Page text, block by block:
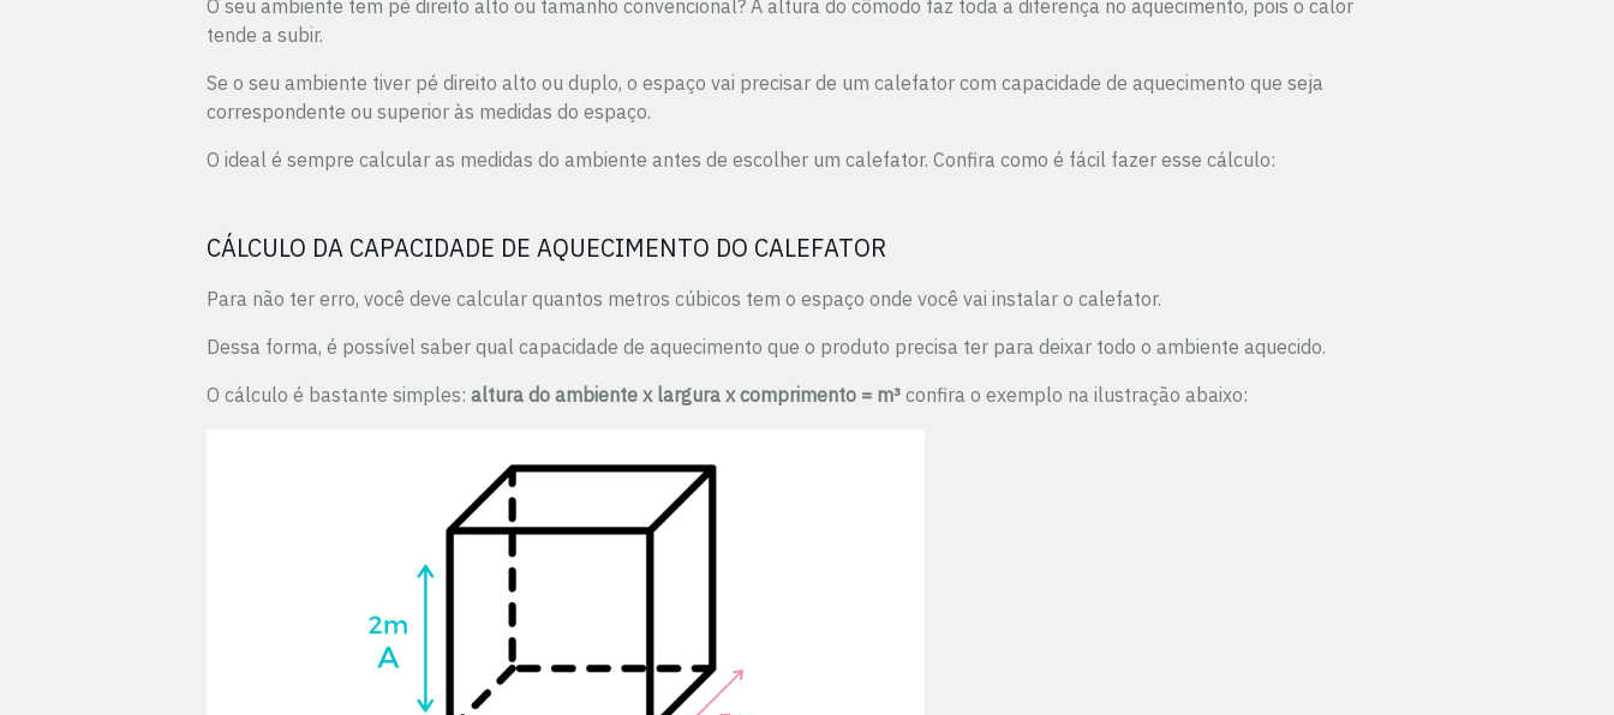
O seu ambiente tem pé direito alto ou tamanho convencional? A altura do cômodo faz toda a diferença no aquecimento, pois o calor
tende a subir.
Se o seu ambiente tiver pé direito alto ou duplo, o espaço vai precisar de um calefator com capacidade de aquecimento que seja
correspondente ou superior às medidas do espaço.
O ideal é sempre calcular as medidas do ambiente antes de escolher um calefator. Confira como é fácil fazer esse cálculo:
CÁLCULO DA CAPACIDADE DE AQUECIMENTO DO CALEFATOR
Para não ter erro, você deve calcular quantos metros cúbicos tem o espaço onde você vai instalar o calefator.
Dessa forma, é possível saber qual capacidade de aquecimento que o produto precisa ter para deixar todo o ambiente aquecido.
O cálculo é bastante simples: altura do ambiente x largura x comprimento = m³ confira o exemplo na ilustração abaixo: